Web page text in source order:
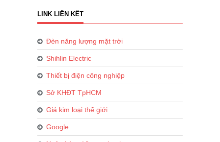
LINK LIÊN KẾT
Đèn năng lượng mặt trời
Shihlin Electric
Thiết bị điện công nghiệp
Sở KHĐT TpHCM
Giá kim loại thế giới
Google